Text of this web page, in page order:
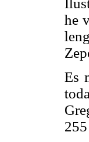
he
Es